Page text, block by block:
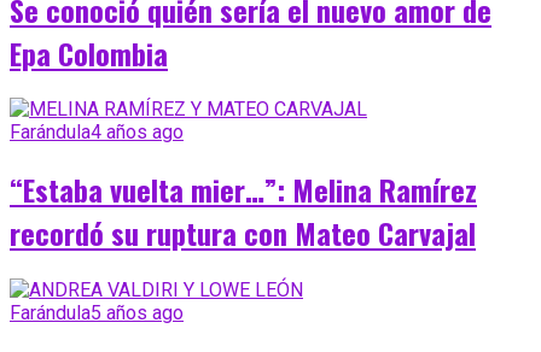
Se conoció quién sería el nuevo amor de
Epa Colombia
Farándula4 años ago
“Estaba vuelta mier…”: Melina Ramírez
recordó su ruptura con Mateo Carvajal
Farándula5 años ago